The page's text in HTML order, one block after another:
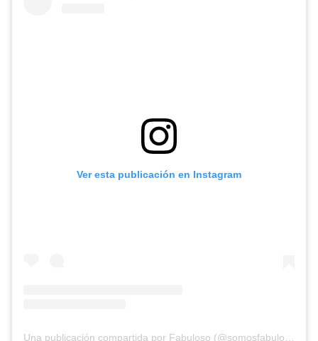
Ver esta publicación en Instagram
Una publicación compartida por Fabuloso (@somosfabuloso)